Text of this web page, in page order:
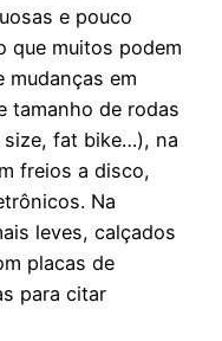
e pouco
que muitos podem
mudanças em
tamanho de rodas
size, fat bike…), na
freios a disco,
Na
leves, calçados
placas de
para citar